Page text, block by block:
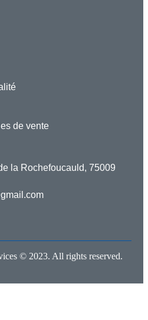
de vente
la Rochefoucauld, 75009
© 2023. All rights reserved.